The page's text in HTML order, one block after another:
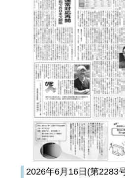
2026年6月16日(第2283